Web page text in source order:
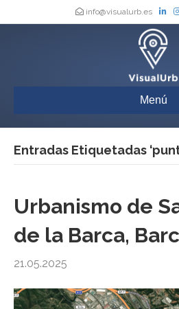
info@visualurb.es
Menú
Entradas Etiquetadas
Urbanismo de
de la Barca,
21.05.2025